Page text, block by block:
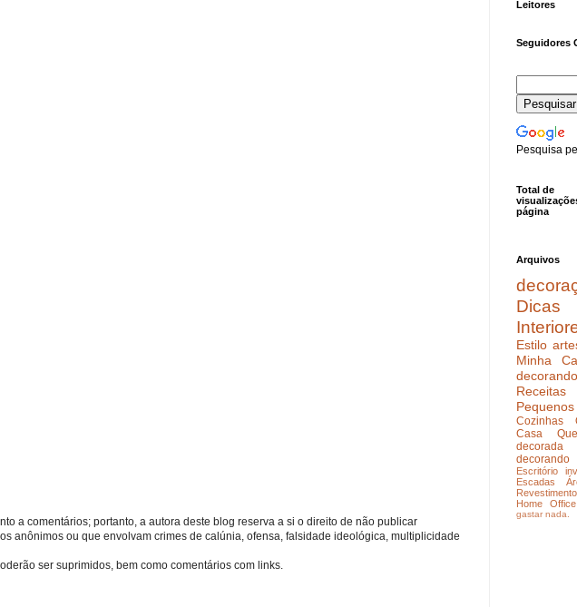
a comentários; portanto, a autora deste blog reserva a si o direito de não publicar
anônimos ou que envolvam crimes de calúnia, ofensa, falsidade ideológica, multiplicidade
ser suprimidos, bem como comentários com links.
Leitores
Seguidores
Pesquisa
Total de
página
Arquivos
Dicas
Estilo
Minha
Receitas
Cozinhas
Casa
decorada
Escritório
Escadas
Revestimento
Home Office
gastar nada.